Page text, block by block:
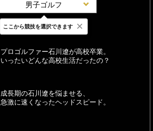
男子ゴルフ
最新 24時間 週間
プロゴルファー石川遼が高校卒業。
いったいどんな高校生活だったの？
成長期の石川遼を悩ませる、
急激に速くなったヘッドスピード。
ここから競技を選択できます ×